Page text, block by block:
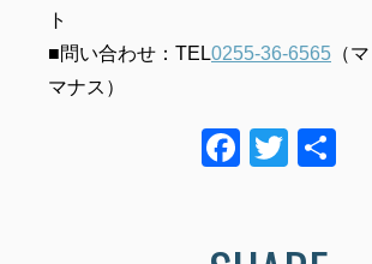
ト
■問い合わせ：TEL0255-36-6565 （
マナス）
F
T